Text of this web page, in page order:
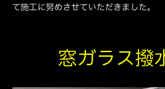
て施工に努めさせていただきました。
窓ガラス撥